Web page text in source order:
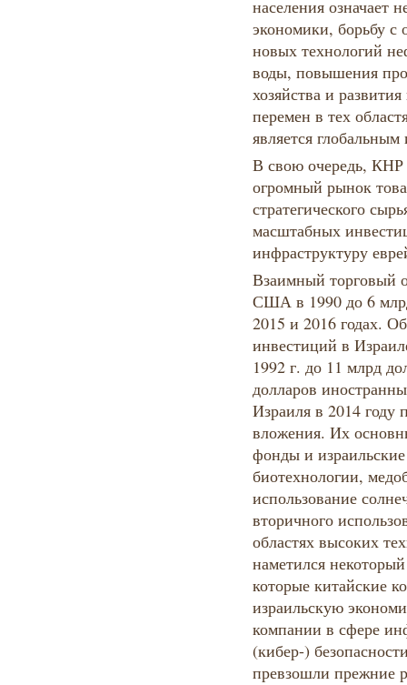
населения означает
экономики, борьбу с
новых технологий
воды, повышения
хозяйства и
перемен в тех
является глобальным
В свою очередь, КНР
огромный рынок
стратегического
масштабных
инфраструктуру
Взаимный торговый
США в 1990 до 6
2015 и 2016 годах.
инвестиций в
1992 г. до 11 млрд
долларов
Израиля в 2014 году
вложения. Их
фонды и
биотехнологии,
использование
вторичного
областях высоких
наметился
которые китайские
израильскую
компании в сфере
(кибер-)
превзошли прежние